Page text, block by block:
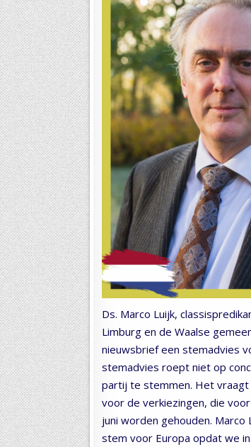
Ds. Marco Luijk,
Limburg en de Waalse
nieuwsbrief een stemadvies
stemadvies roept niet op
partij te stemmen. Het vraagt
voor de verkiezingen, die
juni worden gehouden. Marco
stem voor Europa opdat we